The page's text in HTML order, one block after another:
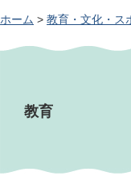
ホーム > 教育・文化・ス
教育